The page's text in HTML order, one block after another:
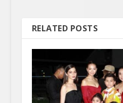
RELATED POSTS